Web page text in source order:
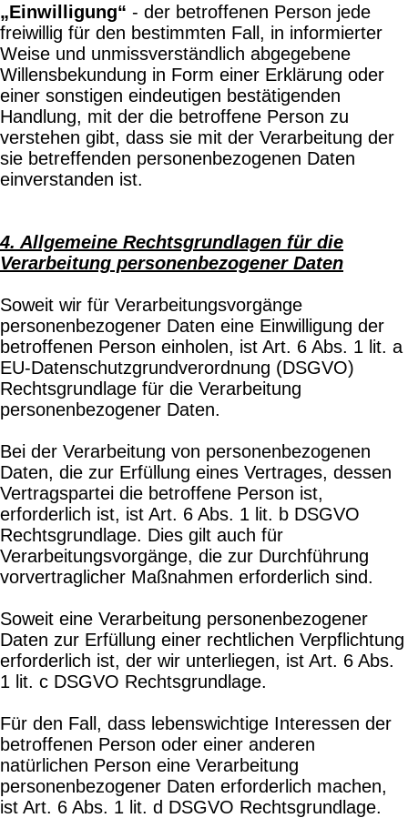
„Einwilligung“ - der betroffenen Person jede
freiwillig für den bestimmten Fall, in informierter
Weise und unmissverständlich abgegebene
Willensbekundung in Form einer Erklärung oder
einer sonstigen eindeutigen bestätigenden
Handlung, mit der die betroffene Person zu
verstehen gibt, dass sie mit der Verarbeitung der
sie betreffenden personenbezogenen Daten
einverstanden ist.
4. Allgemeine Rechtsgrundlagen für die
Verarbeitung personenbezogener Daten
Soweit wir für Verarbeitungsvorgänge
personenbezogener Daten eine Einwilligung der
betroffenen Person einholen, ist Art. 6 Abs. 1 lit. a
EU-Datenschutzgrundverordnung (DSGVO)
Rechtsgrundlage für die Verarbeitung
personenbezogener Daten.
Bei der Verarbeitung von personenbezogenen
Daten, die zur Erfüllung eines Vertrages, dessen
Vertragspartei die betroffene Person ist,
erforderlich ist, ist Art. 6 Abs. 1 lit. b DSGVO
Rechtsgrundlage. Dies gilt auch für
Verarbeitungsvorgänge, die zur Durchführung
vorvertraglicher Maßnahmen erforderlich sind.
Soweit eine Verarbeitung personenbezogener
Daten zur Erfüllung einer rechtlichen Verpflichtung
erforderlich ist, der wir unterliegen, ist Art. 6 Abs.
1 lit. c DSGVO Rechtsgrundlage.
Für den Fall, dass lebenswichtige Interessen der
betroffenen Person oder einer anderen
natürlichen Person eine Verarbeitung
personenbezogener Daten erforderlich machen,
ist Art. 6 Abs. 1 lit. d DSGVO Rechtsgrundlage.